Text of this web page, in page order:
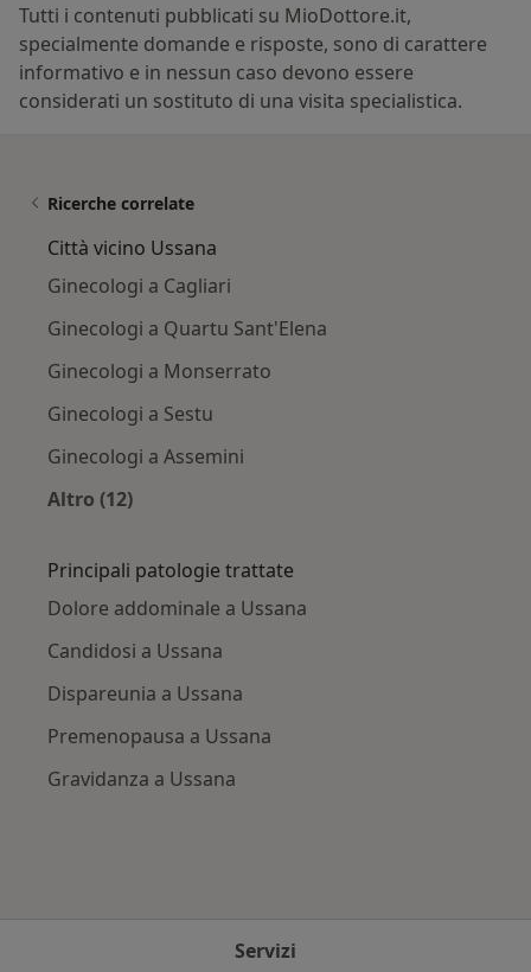
Tutti i contenuti pubblicati su MioDottore.it,
specialmente domande e risposte, sono di carattere
informativo e in nessun caso devono essere
considerati un sostituto di una visita specialistica.
Ricerche correlate
Città vicino Ussana
Ginecologi a Cagliari
Ginecologi a Quartu Sant'Elena
Ginecologi a Monserrato
Ginecologi a Sestu
Ginecologi a Assemini
Altro (12)
Principali patologie trattate
Dolore addominale a Ussana
Candidosi a Ussana
Dispareunia a Ussana
Premenopausa a Ussana
Gravidanza a Ussana
Servizi